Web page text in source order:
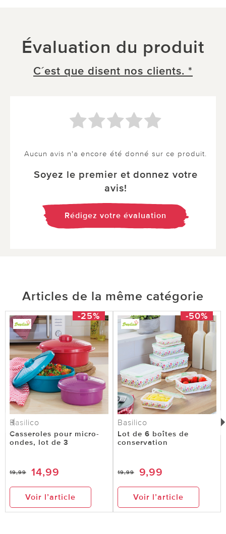
Évaluation du produit
C´est que disent nos clients. *
Aucun avis n'a encore été donné sur ce produit.
Soyez le premier et donnez votre
avis!
Rédigez votre évaluation
Articles de la même catégorie
-25%
Basilico
Casseroles pour micro-
ondes, lot de 3
19,99 14,99
Voir l’article
-50%
Basilico
Lot de 6 boîtes de
conservation
19,99 9,99
Voir l’article